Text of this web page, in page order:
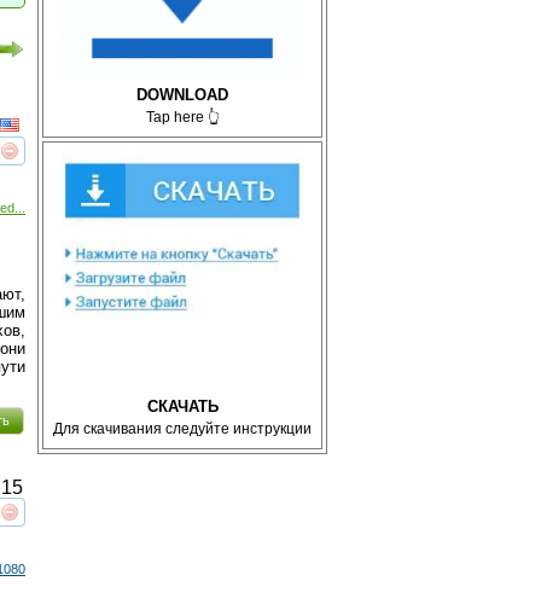
DOWNLOAD
Tap here 👆
СКАЧАТЬ
Для скачивания следуйте инструкции
интересует
интересует
15